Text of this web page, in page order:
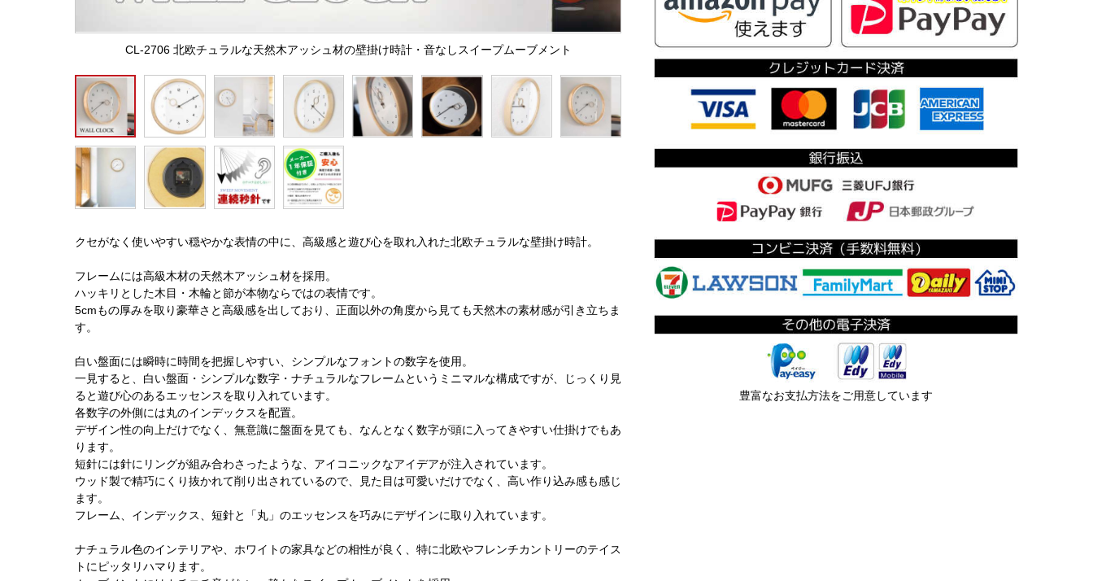
CL-2706 北欧チュラルな天然木アッシュ材の壁掛け時計・音なしスイープムーブメント
クセがなく使いやすい穏やかな表情の中に、高級感と遊び心を取れ入れた北欧チュラルな壁掛け時計。
フレームには高級木材の天然木アッシュ材を採用。
ハッキリとした木目・木輪と節が本物ならではの表情です。
5cmもの厚みを取り豪華さと高級感を出しており、正面以外の角度から見ても天然木の素材感が引き立ちま
す。
白い盤面には瞬時に時間を把握しやすい、シンプルなフォントの数字を使用。
一見すると、白い盤面・シンプルな数字・ナチュラルなフレームというミニマルな構成ですが、じっくり見
ると遊び心のあるエッセンスを取り入れています。
各数字の外側には丸のインデックスを配置。
デザイン性の向上だけでなく、無意識に盤面を見ても、なんとなく数字が頭に入ってきやすい仕掛けでもあ
ります。
短針には針にリングが組み合わさったような、アイコニックなアイデアが注入されています。
ウッド製で精巧にくり抜かれて削り出されているので、見た目は可愛いだけでなく、高い作り込み感も感じ
ます。
フレーム、インデックス、短針と「丸」のエッセンスを巧みにデザインに取り入れています。
ナチュラル色のインテリアや、ホワイトの家具などの相性が良く、特に北欧やフレンチカントリーのテイス
トにピッタリハマります。
豊富なお支払方法をご用意しています